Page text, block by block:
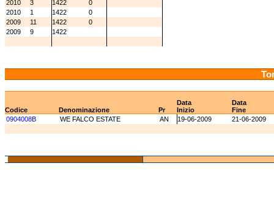
2010
3 1422
0
2010
1 1422
0
2009
11 1422
0
2009
9 1422
Data
Data
Codice
Denominazione Pr Inizio
Fine
0904008B
WE FALCO ESTATE AN 19-06-2009 21-06-2009